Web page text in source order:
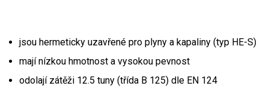
jsou hermeticky uzavřené pro plyny a kapaliny (typ HE-S)
mají nízkou hmotnost a vysokou pevnost
odolají zátěži 12.5 tuny (třída B 125) dle EN 124